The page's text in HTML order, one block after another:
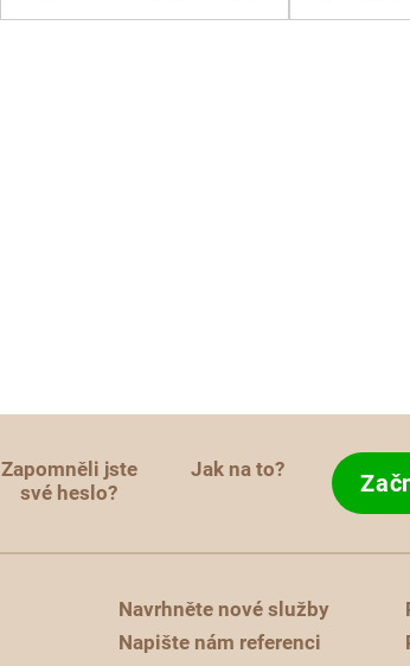
Zapomněli jste
své heslo?
Jak na to?
Navrhněte nové služby
Napište nám referenci